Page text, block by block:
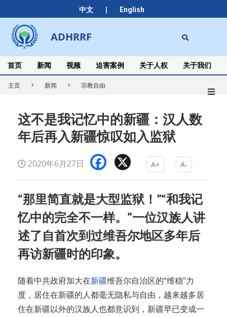
中文 | English
to
content
ADHRRF
Secondary
Navigation
Menu
首页 新闻 视频 迫害案例 关于人权 关于我们
主页 新闻 宗教自由
这不是我记忆中的新疆：汉人数
年后再入新疆惊叹如入监狱
2020年6月27日 Facebook A+ A-
“那里简直就是大型监狱！”“和我记
忆中的完全不一样。”一位汉族人讲
述了自首次到过维吾尔地区多年后
再访新疆时的印象。
随着中共政府加大在新疆维吾尔自治区的“维稳”力
度，居住在新疆的人都毫无隐私与自由，越来越多居
住在新疆以外的汉族人也都意识到，新疆早已变成一